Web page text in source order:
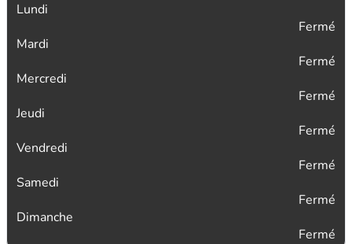
Lundi
Fermé
Mardi
Fermé
Mercredi
Fermé
Jeudi
Fermé
Vendredi
Fermé
Samedi
Fermé
Dimanche
Fermé